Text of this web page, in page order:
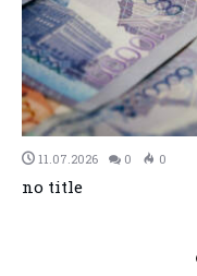
11.07.2026 0 0
no title